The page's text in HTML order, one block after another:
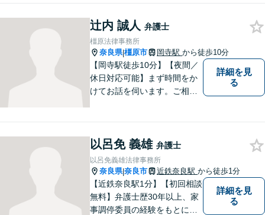
談しやすい弁護士を目指す
【夜間・休日面談可】【完全
個室】【近鉄奈良駅5分】
辻内 誠人 弁護士
橿原法律事務所
奈良県|橿原市 岡寺駅 から徒歩10分
【岡寺駅徒歩10分】【夜間／
休日対応可能】まず時間をか
けてお話を伺います。ご相談
護士】地域密着型のアットホ
ームなリーガルサービスをご
提供させていただきます。
詳細を見
る
以呂免 義雄 弁護士
以呂免義雄法律事務所
奈良県|奈良市 近鉄奈良駅 から徒歩1分
【近鉄奈良駅1分】【初回相談
無料】弁護士歴30年以上、家
事調停委員の経験をもとに複
詳細を見
る